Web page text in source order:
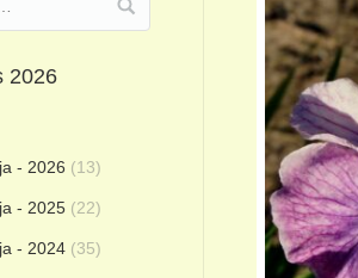
2026
- 2026 (13)
- 2025 (22)
- 2024 (35)